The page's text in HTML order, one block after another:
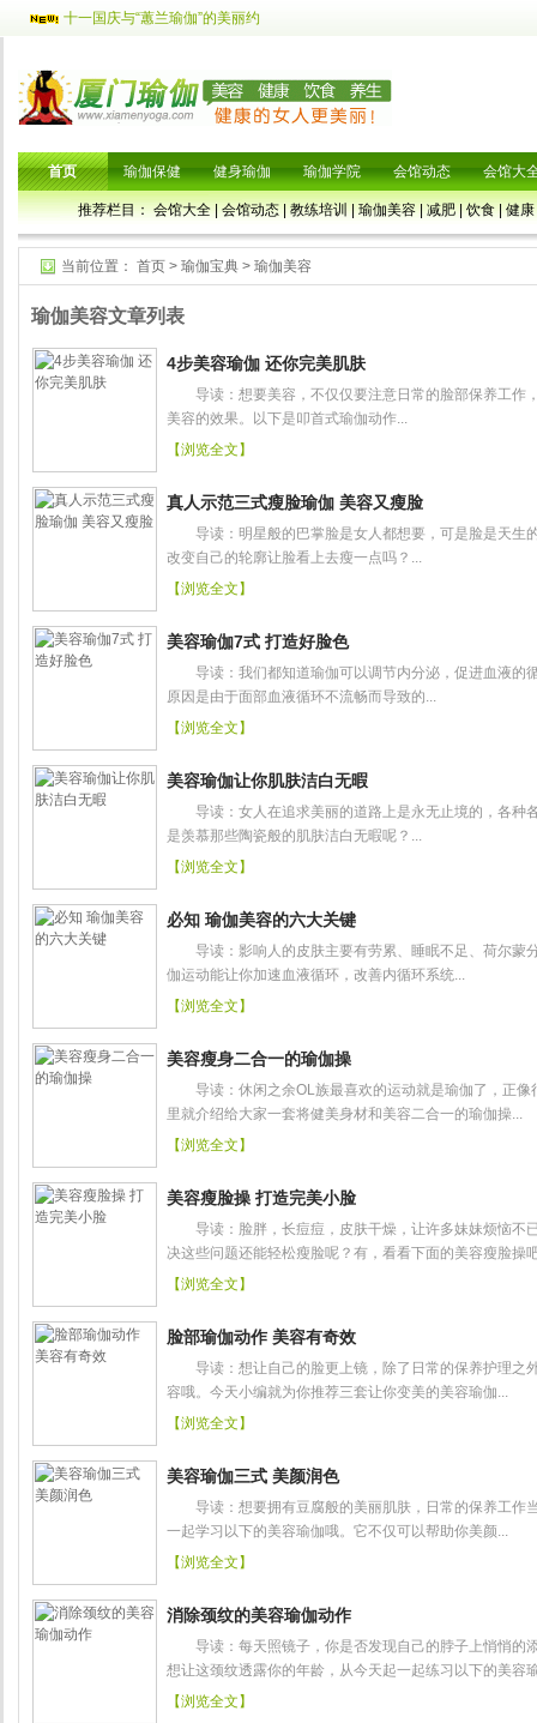
十一国庆与“蕙兰瑜伽”的美丽约
首页
推荐栏目：会馆大全|会馆动态|教练培训|瑜伽美容|减肥|饮食|健康
瑜伽保健 健身瑜伽 瑜伽学院 会馆动态 会馆大
当前位置： 首页 > 瑜伽宝典 > 瑜伽美容
瑜伽美容文章列表
4步美容瑜伽 还你完美肌肤
导读：想要美容，不仅仅要注意日常的脸部保养工作
美容的效果。以下是叩首式瑜伽动作...
【浏览全文】
真人示范三式瘦脸瑜伽 美容又瘦脸
导读：明星般的巴掌脸是女人都想要，可是脸是天生
改变自己的轮廓让脸看上去瘦一点吗？...
【浏览全文】
美容瑜伽7式 打造好脸色
导读：我们都知道瑜伽可以调节内分泌，促进血液的
原因是由于面部血液循环不流畅而导致的...
【浏览全文】
美容瑜伽让你肌肤洁白无暇
导读：女人在追求美丽的道路上是永无止境的，各种
是羡慕那些陶瓷般的肌肤洁白无暇呢？...
【浏览全文】
必知 瑜伽美容的六大关键
导读：影响人的皮肤主要有劳累、睡眠不足、荷尔蒙
伽运动能让你加速血液循环，改善内循环系统...
【浏览全文】
美容瘦身二合一的瑜伽操
导读：休闲之余OL族最喜欢的运动就是瑜伽了，正像
里就介绍给大家一套将健美身材和美容二合一的瑜伽操...
【浏览全文】
美容瘦脸操 打造完美小脸
导读：脸胖，长痘痘，皮肤干燥，让许多妹妹烦恼不
决这些问题还能轻松瘦脸呢？有，看看下面的美容瘦脸操
【浏览全文】
脸部瑜伽动作 美容有奇效
导读：想让自己的脸更上镜，除了日常的保养护理之
容哦。今天小编就为你推荐三套让你变美的美容瑜伽...
【浏览全文】
美容瑜伽三式 美颜润色
导读：想要拥有豆腐般的美丽肌肤，日常的保养工作
一起学习以下的美容瑜伽哦。它不仅可以帮助你美颜...
【浏览全文】
消除颈纹的美容瑜伽动作
导读：每天照镜子，你是否发现自己的脖子上悄悄的
想让这颈纹透露你的年龄，从今天起一起练习以下的美容
【浏览全文】